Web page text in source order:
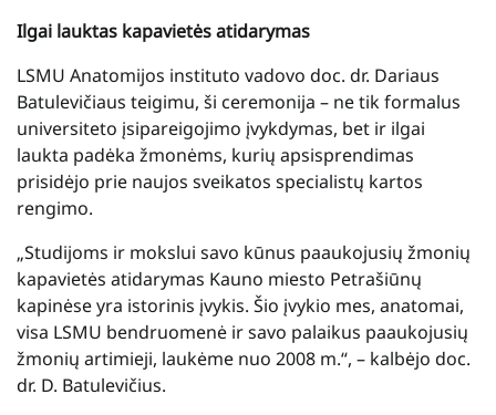
Ilgai lauktas kapavietės atidarymas
LSMU Anatomijos instituto vadovo doc. dr. Dariaus
Batulevičiaus teigimu, ši ceremonija – ne tik formalus
universiteto įsipareigojimo įvykdymas, bet ir ilgai
laukta padėka žmonėms, kurių apsisprendimas
prisidėjo prie naujos sveikatos specialistų kartos
rengimo.
„Studijoms ir mokslui savo kūnus paaukojusių žmonių
kapavietės atidarymas Kauno miesto Petrašiūnų
kapinėse yra istorinis įvykis. Šio įvykio mes, anatomai,
visa LSMU bendruomenė ir savo palaikus paaukojusių
žmonių artimieji, laukėme nuo 2008 m.“, – kalbėjo doc.
dr. D. Batulevičius.